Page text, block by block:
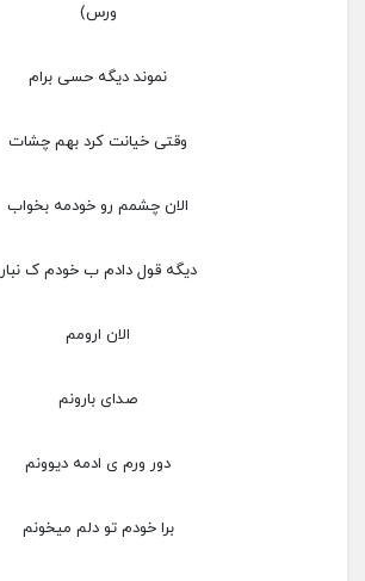
ورس)
نموند دیگه حسی برام
وقتی خیانت کرد بهم چشات
الان چشمم رو خودمه بخواب
دیگه قول دادم ب خودم ک نبار
الان ارومم
صدای بارونم
دور ورم ی ادمه دیوونم
برا خودم تو دلم میخونم